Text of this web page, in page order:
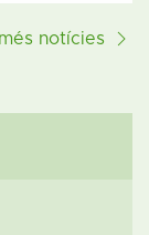
notícies